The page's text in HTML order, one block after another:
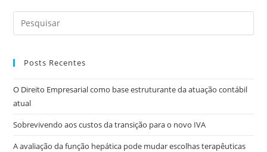
Posts Recentes
O Direito Empresarial como base estruturante da atuação contábil
atual
Sobrevivendo aos custos da transição para o novo IVA
A avaliação da função hepática pode mudar escolhas terapêuticas